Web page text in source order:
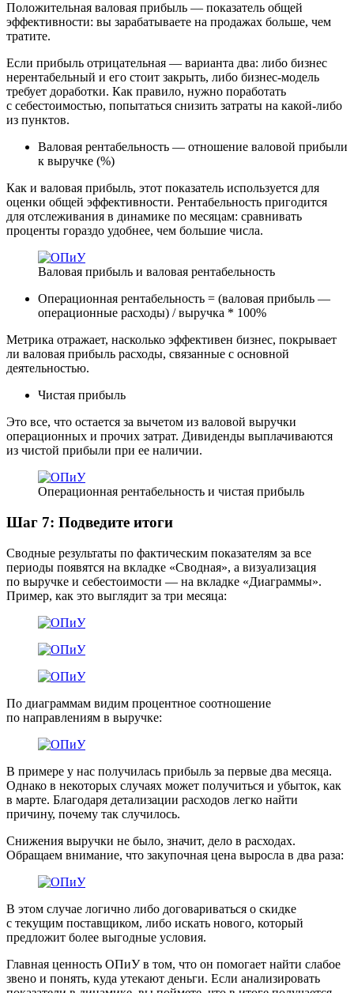
Положительная валовая прибыль — показатель общей
эффективности: вы зарабатываете на продажах больше, чем
тратите.
Если прибыль отрицательная — варианта два: либо бизнес
нерентабельный и его стоит закрыть, либо бизнес-модель
требует доработки. Как правило, нужно поработать
с себестоимостью, попытаться снизить затраты на какой-либо
из пунктов.
Валовая рентабельность — отношение валовой прибыли
к выручке (%)
Как и валовая прибыль, этот показатель используется для
оценки общей эффективности. Рентабельность пригодится
для отслеживания в динамике по месяцам: сравнивать
проценты гораздо удобнее, чем большие числа.
Валовая прибыль и валовая рентабельность
Операционная рентабельность = (валовая прибыль —
операционные расходы) / выручка * 100%
Метрика отражает, насколько эффективен бизнес, покрывает
ли валовая прибыль расходы, связанные с основной
деятельностью.
Чистая прибыль
Это все, что остается за вычетом из валовой выручки
операционных и прочих затрат. Дивиденды выплачиваются
из чистой прибыли при ее наличии.
Операционная рентабельность и чистая прибыль
Шаг 7: Подведите итоги
Сводные результаты по фактическим показателям за все
периоды появятся на вкладке «Сводная», а визуализация
по выручке и себестоимости — на вкладке «Диаграммы».
Пример, как это выглядит за три месяца:
По диаграммам видим процентное соотношение
по направлениям в выручке:
В примере у нас получилась прибыль за первые два месяца.
Однако в некоторых случаях может получиться и убыток, как
в марте. Благодаря детализации расходов легко найти
причину, почему так случилось.
Снижения выручки не было, значит, дело в расходах.
Обращаем внимание, что закупочная цена выросла в два раза:
В этом случае логично либо договариваться о скидке
с текущим поставщиком, либо искать нового, который
предложит более выгодные условия.
Главная ценность ОПиУ в том, что он помогает найти слабое
звено и понять, куда утекают деньги. Если анализировать